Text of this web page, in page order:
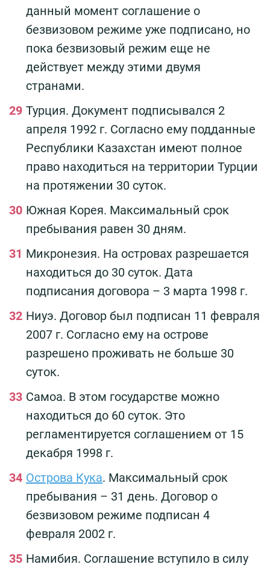
данный момент соглашение о
безвизовом режиме уже подписано, но
пока безвизовый режим еще не
действует между этими двумя
странами.
Турция. Документ подписывался 2
апреля 1992 г. Согласно ему подданные
Республики Казахстан имеют полное
право находиться на территории Турции
на протяжении 30 суток.
Южная Корея. Максимальный срок
пребывания равен 30 дням.
Микронезия. На островах разрешается
находиться до 30 суток. Дата
подписания договора – 3 марта 1998 г.
Ниуэ. Договор был подписан 11 февраля
2007 г. Согласно ему на острове
разрешено проживать не больше 30
суток.
Самоа. В этом государстве можно
находиться до 60 суток. Это
регламентируется соглашением от 15
декабря 1998 г.
Острова Кука. Максимальный срок
пребывания – 31 день. Договор о
безвизовом режиме подписан 4
февраля 2002 г.
Намибия. Соглашение вступило в силу